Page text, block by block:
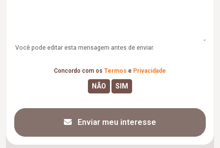
Você pode editar esta mensagem antes de enviar.
Concordo com os Termos e Privacidade
Enviar meu interesse